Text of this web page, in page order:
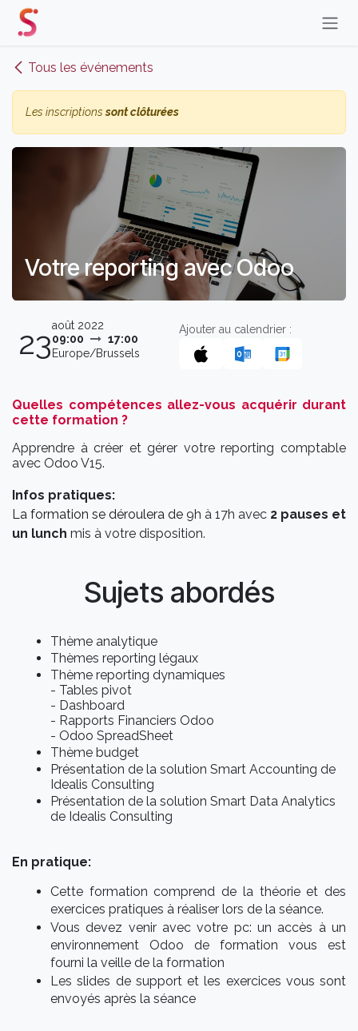
Se rendre au contenu
Tous les événements
Les inscriptionssont clôturées
Votre reporting avec Odoo
23août 2022
09:00
17:00
Europe/Brussels
Ajouter au calendrier :
Quelles compétences allez-vous acquérir durant
cette formation ?
Apprendre à créer et gérer votre reporting comptable
avec Odoo V15.
Infos pratiques:
La formation se déroulera de 9h à 17h avec 2 pauses et
un lunch mis à votre disposition.
Sujets abordés
Thème analytique
Thèmes reporting légaux
Thème reporting dynamiques
- Tables pivot
- Dashboard
- Rapports Financiers Odoo
- Odoo SpreadSheet
Thème budget
Présentation de la solution Smart Accounting de
Idealis Consulting
Présentation de la solution Smart Data Analytics
de Idealis Consulting
En pratique:
Cette formation comprend de la théorie et des
exercices pratiques à réaliser lors de la séance.
Vous devez venir avec votre pc: un accès à un
environnement Odoo de formation vous est
fourni la veille de la formation
Les slides de support et les exercices vous sont
envoyés après la séance